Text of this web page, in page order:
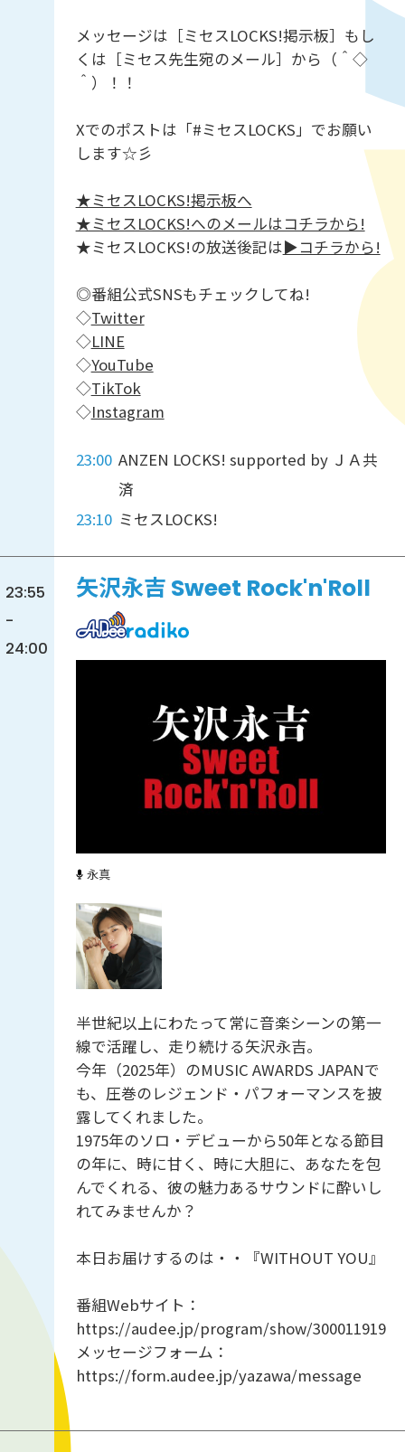
メッセージは［ミセスLOCKS!掲示板］もし
くは［ミセス先生宛のメール］から（＾◇
＾）！！
Xでのポストは「#ミセスLOCKS」でお願い
します☆彡
★ミセスLOCKS!掲示板へ
★ミセスLOCKS!へのメールはコチラから!
★ミセスLOCKS!の放送後記は▶︎コチラから!
◎番組公式SNSもチェックしてね!
◇Twitter
◇LINE
◇YouTube
◇TikTok
◇Instagram
23:00 ANZEN LOCKS! supported by ＪＡ共
済
23:10 ミセスLOCKS!
23:55
-
24:00
矢沢永吉 Sweet Rock'n'Roll
永真
半世紀以上にわたって常に音楽シーンの第一
線で活躍し、走り続ける矢沢永吉。
今年（2025年）のMUSIC AWARDS JAPANで
も、圧巻のレジェンド・パフォーマンスを披
露してくれました。
1975年のソロ・デビューから50年となる節目
の年に、時に甘く、時に大胆に、あなたを包
んでくれる、彼の魅力あるサウンドに酔いし
れてみませんか？
本日お届けするのは・・『WITHOUT YOU』
番組Webサイト：
https://audee.jp/program/show/300011919
メッセージフォーム：
https://form.audee.jp/yazawa/message